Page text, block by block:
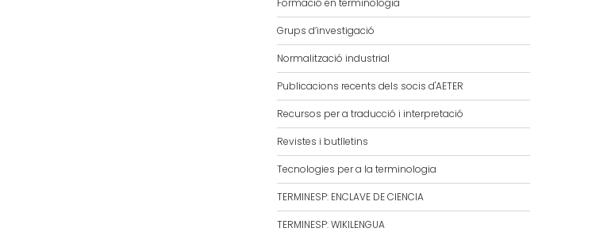
Formació en terminologia
Grups d’investigació
Normalització industrial
Publicacions recents dels socis d'AETER
Recursos per a traducció i interpretació
Revistes i butlletins
Tecnologies per a la terminologia
TERMINESP: ENCLAVE DE CIENCIA
TERMINESP: WIKILENGUA